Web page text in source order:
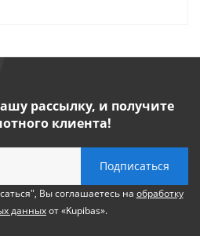
рассылку, и получите
клиента!
Вы соглашаетесь на обработку
данныхот «Kupibas».